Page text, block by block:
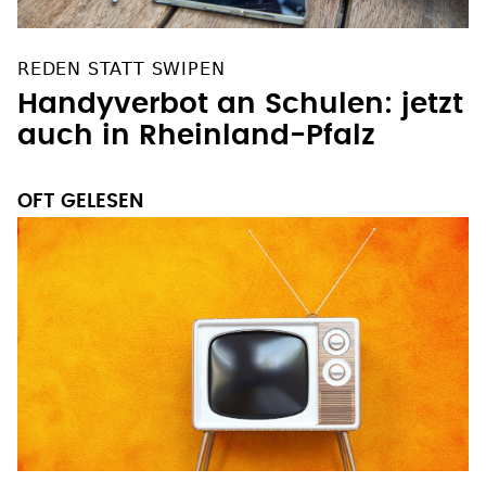
REDEN STATT SWIPEN
Handyverbot an Schulen: jetzt
auch in Rheinland-Pfalz
OFT GELESEN